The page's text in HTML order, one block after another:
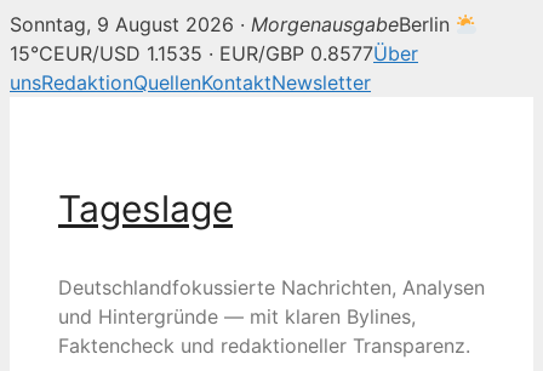
Sonntag, 9 August 2026 · MorgenausgabeBerlin
15°CEUR/USD 1.1535 · EUR/GBP 0.8577Über
unsRedaktionQuellenKontaktNewsletter
Tageslage
Deutschlandfokussierte Nachrichten, Analysen
und Hintergründe — mit klaren Bylines,
Faktencheck und redaktioneller Transparenz.